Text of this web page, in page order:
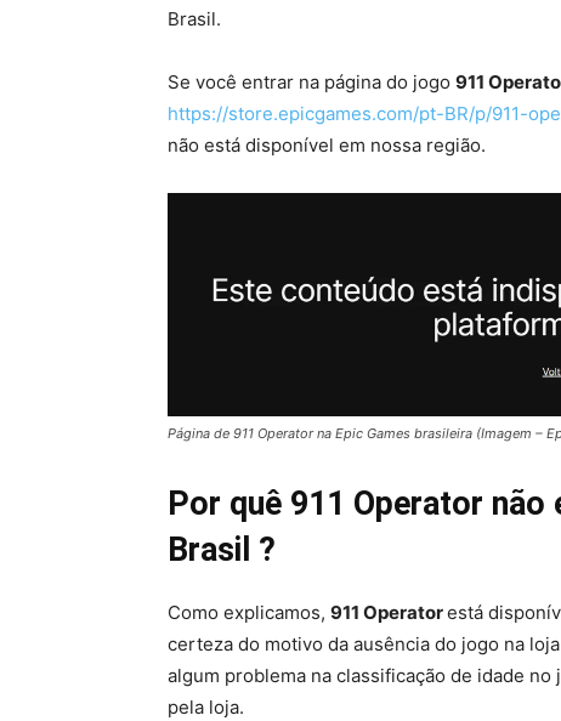
Brasil.
Se você entrar na página do jogo 911
https://store.epicgames.com/pt-BR/p/911-
não está disponível em nossa região.
Página de 911 Operator na Epic Games brasileira (Imagem –
Por quê 911 Operator não
Brasil ?
Como explicamos, 911 Operatorestá
certeza do motivo da ausência do jogo na
algum problema na classificação de idade
pela loja.